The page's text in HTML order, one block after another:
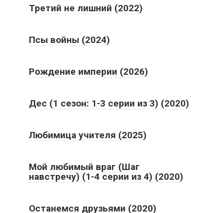
Третий не лишний (2022)
Псы войны (2024)
Рождение империи (2026)
Дес (1 сезон: 1-3 серии из 3) (2020)
Любимица учителя (2025)
Мой любимый враг (Шаг
навстречу) (1-4 серии из 4) (2020)
Останемся друзьями (2020)